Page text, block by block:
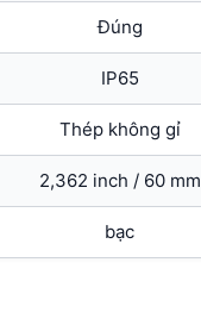
Đúng
IP65
Thép không gỉ
2,362 inch / 60 mm
bạc